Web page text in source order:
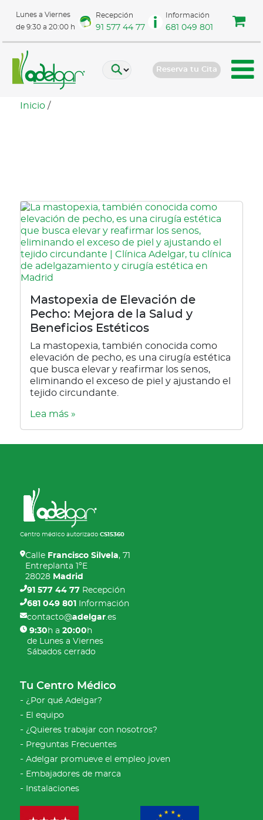
Lunes a Viernes
de 9:30 a 20:00 h
Recepción
91 577 44 77
Información
681 049 801
Reserva tu Cita
Inicio /
Mastopexia de Elevación de
Pecho: Mejora de la Salud y
Beneficios Estéticos
La mastopexia, también conocida como
elevación de pecho, es una cirugía estética
que busca elevar y reafirmar los senos,
eliminando el exceso de piel y ajustando el
tejido circundante.
Lea más »
Centro médico autorizadoCS15360
Calle Francisco Silvela, 71
Entreplanta 1ºE
28028 Madrid
91 577 44 77 Recepción
681 049 801
Información
contacto@adelgar.es
9:30 h a20:00 h
de Lunes a Viernes
Sábados cerrado
Tu Centro Médico
¿Por qué Adelgar?
El equipo
¿Quieres trabajar con nosotros?
Preguntas Frecuentes
Adelgar promueve el empleo joven
Embajadores de marca
Instalaciones